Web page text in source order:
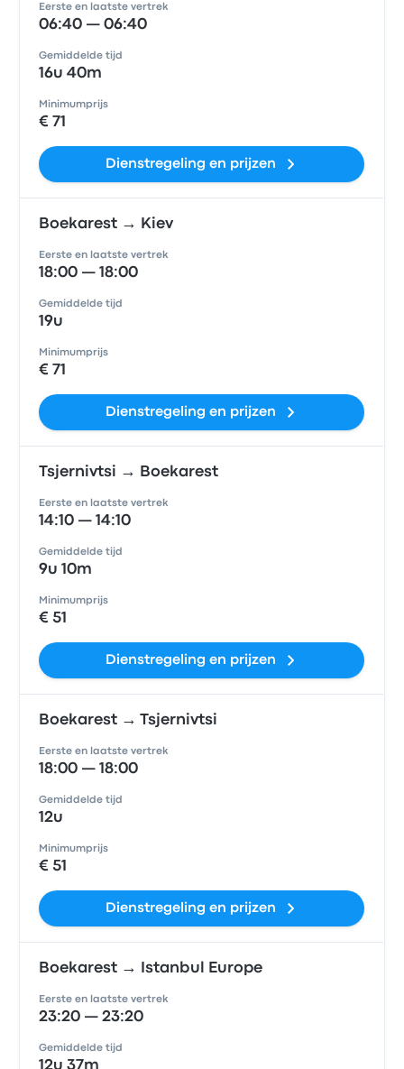
Eerste en laatste vertrek
06:40 — 06:40
Gemiddelde tijd
16u 40m
Minimumprijs
€ 71
Dienstregeling en prijzen
Boekarest → Kiev
Eerste en laatste vertrek
18:00 — 18:00
Gemiddelde tijd
19u
Minimumprijs
€ 71
Dienstregeling en prijzen
Tsjernivtsi → Boekarest
Eerste en laatste vertrek
14:10 — 14:10
Gemiddelde tijd
9u 10m
Minimumprijs
€ 51
Dienstregeling en prijzen
Boekarest → Tsjernivtsi
Eerste en laatste vertrek
18:00 — 18:00
Gemiddelde tijd
12u
Minimumprijs
€ 51
Dienstregeling en prijzen
Boekarest → Istanbul Europe
Eerste en laatste vertrek
23:20 — 23:20
Gemiddelde tijd
12u 37m